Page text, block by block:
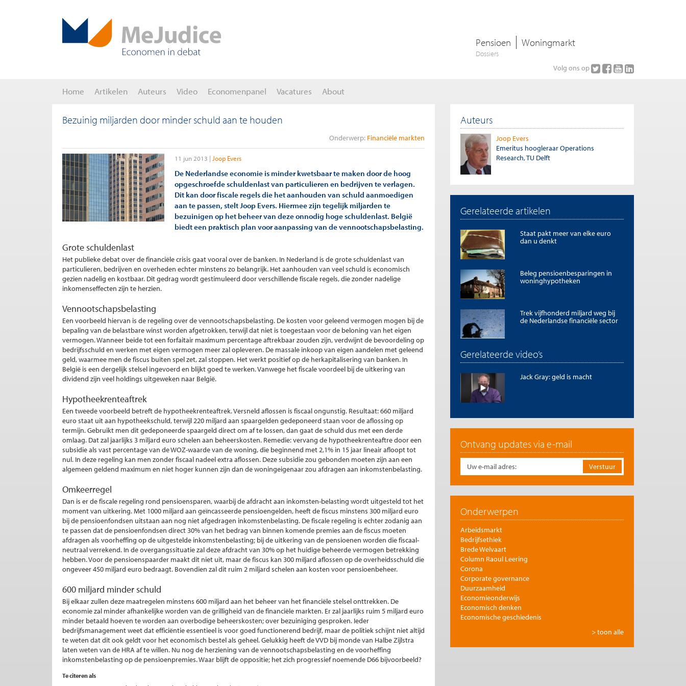
Pensioen Woningmarkt
Dossiers
Volg ons op
Home Artikelen Auteurs Video Economenpanel Vacatures About
Bezuinig miljarden door minder schuld aan te houden
Onderwerp: Financiële markten
11 jun 2013 Joop Evers
De Nederlandse economie is minder kwetsbaar te maken door de hoog
opgeschroefde schuldenlast van particulieren en bedrijven te verlagen.
Dit kan door fiscale regels die het aanhouden van schuld aanmoedigen
aan te passen, stelt Joop Evers. Hiermee zijn tegelijk miljarden te
bezuinigen op het beheer van deze onnodig hoge schuldenlast. België
biedt een praktisch plan voor aanpassing van de vennootschapsbelasting.
Grote schuldenlast
Het publieke debat over de financiële crisis gaat vooral over de banken. In Nederland is de grote schuldenlast van
particulieren, bedrijven en overheden echter minstens zo belangrijk. Het aanhouden van veel schuld is economisch
gezien nadelig en kostbaar. Dit gedrag wordt gestimuleerd door verschillende fiscale regels, die zonder nadelige
inkomenseffecten zijn te herzien.
Vennootschapsbelasting
Een voorbeeld hiervan is de regeling over de vennootschapsbelasting. De kosten voor geleend vermogen mogen bij de
bepaling van de belastbare winst worden afgetrokken, terwijl dat niet is toegestaan voor de beloning van het eigen
vermogen. Wanneer beide tot een forfaitair maximum percentage aftrekbaar zouden zijn, verdwijnt de bevoordeling op
bedrijfsschuld en werken met eigen vermogen meer zal opleveren. De massale inkoop van eigen aandelen met geleend
geld, waarmee men de fiscus buiten spel zet, zal stoppen. Het werkt positief op de herkapitalisering van banken. In
België is een dergelijk stelsel ingevoerd en blijkt goed te werken. Vanwege het fiscale voordeel bij de uitkering van
dividend zijn veel holdings uitgeweken naar België.
Hypotheekrenteaftrek
Een tweede voorbeeld betreft de hypotheekrenteaftrek. Versneld aflossen is fiscaal ongunstig. Resultaat: 660 miljard
euro staat uit aan hypotheekschuld, terwijl 220 miljard aan spaargelden gedeponeerd staan voor de aflossing op
termijn. Gebruikt men dit gedeponeerde spaargeld direct om af te lossen, dan gaat de schuld dus met een derde
omlaag. Dat zal jaarlijks 3 miljard euro schelen aan beheerskosten. Remedie: vervang de hypotheekrenteaftre door een
subsidie als vast percentage van de WOZ-waarde van de woning, die beginnend met 2,1% in 15 jaar lineair afloopt tot
nul. In deze regeling kan men zonder fiscaal nadeel extra aflossen. Deze subsidie zou gebonden moeten zijn aan een
algemeen geldend maximum en niet hoger kunnen zijn dan de woningeigenaar zou afdragen aan inkomstenbelasting.
Omkeerregel
Dan is er de fiscale regeling rond pensioensparen, waarbij de afdracht aan inkomsten-belasting wordt uitgesteld tot het
moment van uitkering. Met 1000 miljard aan geïncasseerde pensioengelden, heeft de fiscus minstens 300 miljard euro
bij de pensioenfondsen uitstaan aan nog niet afgedragen inkomstenbelasting. De fiscale regeling is echter zodanig aan
te passen dat de pensioenfondsen direct 30% van het bedrag van binnen komende premies aan de fiscus moeten
afdragen als voorheffing op de uitgestelde inkomstenbelasting; bij de uitkering van de pensioenen worden die fiscaal-
neutraal verrekend. In de overgangssituatie zal deze afdracht van 30% op het huidige beheerde vermogen betrekking
hebben. Voor de pensioenspaarder maakt dit niet uit, maar de fiscus kan 300 miljard aflossen op de overheidsschuld die
ongeveer 450 miljard euro bedraagt. Bovendien zal dit ruim 2 miljard schelen aan kosten voor pensioenbeheer.
600 miljard minder schuld
Bij elkaar zullen deze maatregelen minstens 600 miljard aan het beheer van het financiële stelsel onttrekken. De
economie zal minder afhankelijke worden van de grilligheid van de financiële markten. Er zal jaarlijks ruim 5 miljard euro
minder betaald hoeven te worden aan overbodige beheerskosten; over bezuiniging gesproken. Ieder
bedrijfsmanagement weet dat efficiëntie essentieel is voor goed functionerend bedrijf, maar de politiek schijnt niet altijd
te weten dat dit ook geldt voor het economisch bestel als geheel. Gelukkig heeft de VVD bij monde van Halbe Zijlstra
laten weten van de HRA af te willen. Nu nog de herziening van de vennootschapsbelasting en de voorheffing
inkomstenbelasting op de pensioenpremies. Waar blijft de oppositie; het zich progressief noemende D66 bijvoorbeeld?
Te citeren als
Auteurs
Joop Evers
Emeritus hoogleraar Operations
Research, TU Delft
Gerelateerde artikelen
Staat pakt meer van elke euro
dan u denkt
Beleg pensioenbesparingen in
woninghypotheken
Trek vijfhonderd miljard weg bij
de Nederlandse financiële sector
Gerelateerde video’s
Jack Gray: geld is macht
Ontvang updates via e-mail
Onderwerpen
Arbeidsmarkt
Bedrijfsethiek
Brede Welvaart
Column Raoul Leering
Corona
Corporate governance
Duurzaamheid
Economieonderwijs
Economisch denken
Economische geschiedenis
Filosofie en economie
> toon alle